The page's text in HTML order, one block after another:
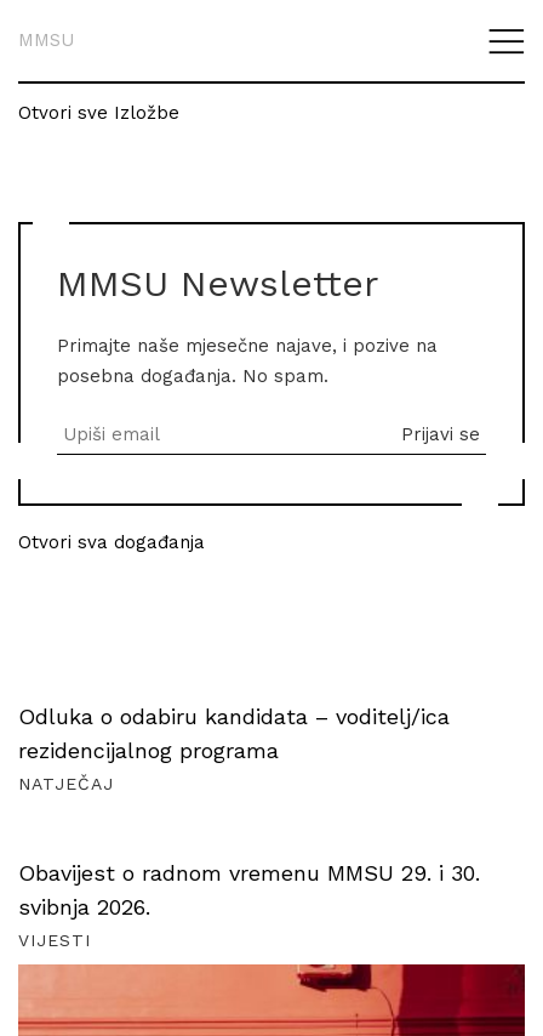
MMSU
Otvori sve Izložbe
MMSU Newsletter
Primajte naše mjesečne najave, i pozive na
posebna događanja. No spam.
Otvori sva događanja
Odluka o odabiru kandidata – voditelj/ica
rezidencijalnog programa
NATJEČAJ
Obavijest o radnom vremenu MMSU 29. i 30.
svibnja 2026.
VIJESTI